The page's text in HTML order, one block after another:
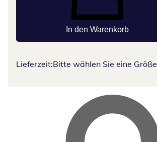
In den Warenkorb
Lieferzeit:Bitte wählen Sie eine Größe